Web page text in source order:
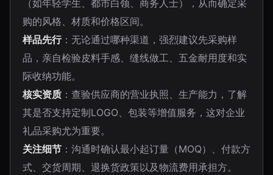
（如年轻学生、都市白领、商务人士），从而确定采
购的风格、材质和价格区间。
样品先行：无论通过哪种渠道，强烈建议先采购样
品，亲自检验皮料手感、缝线做工、五金耐用度和实
际收纳功能。
核实资质 ：查验供应商的营业执照、生产能力，了解
其是否支持定制LOGO、包装等增值服务，这对企业
礼品采购尤为重要。
关注细节 ：沟通时确认最小起订量（MOQ）、付款方
式、交货周期、退换货政策以及物流费用承担方。